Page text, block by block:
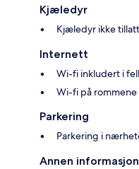
Kjæledyr
Kjæledyr ikke tillatt
Internett
Wi-fi inkludert i
Wi-fi på
Parkering
Parkering i
Annen informasjon